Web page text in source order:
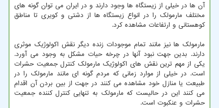
آن ها در خیلی از زیستگاه ها وجود دارند و در ایران می توان گونه های
مختلف مارمولک را در انواع زیستگاه ها از دشتی و کویری تا مناطق
کوهستانی و ارتفاعات مشاهده کرد.
مارمولک ها نیز مانند تمام موجودات زنده دیگر نقش اکولوژیک موثری
دارند. بدین جهت نبود آنها در چرخه حیات مشکل به وجود می آورد.
یکی از مهم ترین نقش های اکولوژیک مارمولک کنترل جمعیت حشرات
است. در خیلی از موارد زمانی که مردم گونه ای مانند مارمولک را در
طبیعت یا منازل خود مشاهده می کنند در جهت از بین بردن آن اقدام
می کنند این در حالیست که مارمولک به تنهایی کنترل کننده جمعیت
حشرات و عنکبوت است.